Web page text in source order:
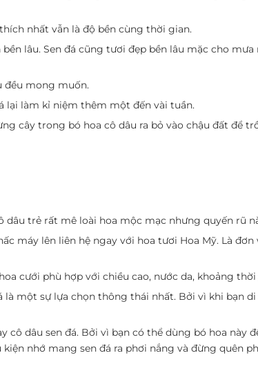
nhất vẫn là độ bền cùng thời gian.
lâu. Sen đá cũng tươi đẹp bền lâu mặc cho
đều mong muốn.
lại làm kỉ niệm thêm một đến vài tuần.
cây trong bó hoa cô dâu ra bỏ vào chậu đất để
dâu trẻ rất mê loài hoa mộc mạc nhưng quyến rũ
máy lên liên hệ ngay với hoa tươi Hoa Mỹ. Là
cưới phù hợp với chiều cao, nước da, khoảng
là một sự lựa chọn thông thái nhất. Bởi vì khi bạn
cô dâu sen đá. Bởi vì bạn có thể dùng bó hoa này
nhớ mang sen đá ra phơi nắng và đừng quên